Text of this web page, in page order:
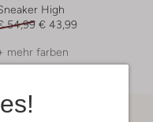
High
54,99 € 43,99
mehr farben